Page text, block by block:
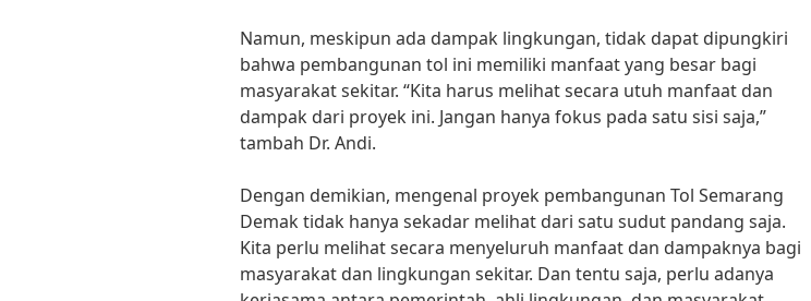
Namun, meskipun ada dampak lingkungan, tidak dapat dipungkiri
bahwa pembangunan tol ini memiliki manfaat yang besar bagi
masyarakat sekitar. “Kita harus melihat secara utuh manfaat dan
dampak dari proyek ini. Jangan hanya fokus pada satu sisi saja,”
tambah Dr. Andi.
Dengan demikian, mengenal proyek pembangunan Tol Semarang
Demak tidak hanya sekadar melihat dari satu sudut pandang saja.
Kita perlu melihat secara menyeluruh manfaat dan dampaknya bagi
masyarakat dan lingkungan sekitar. Dan tentu saja, perlu adanya